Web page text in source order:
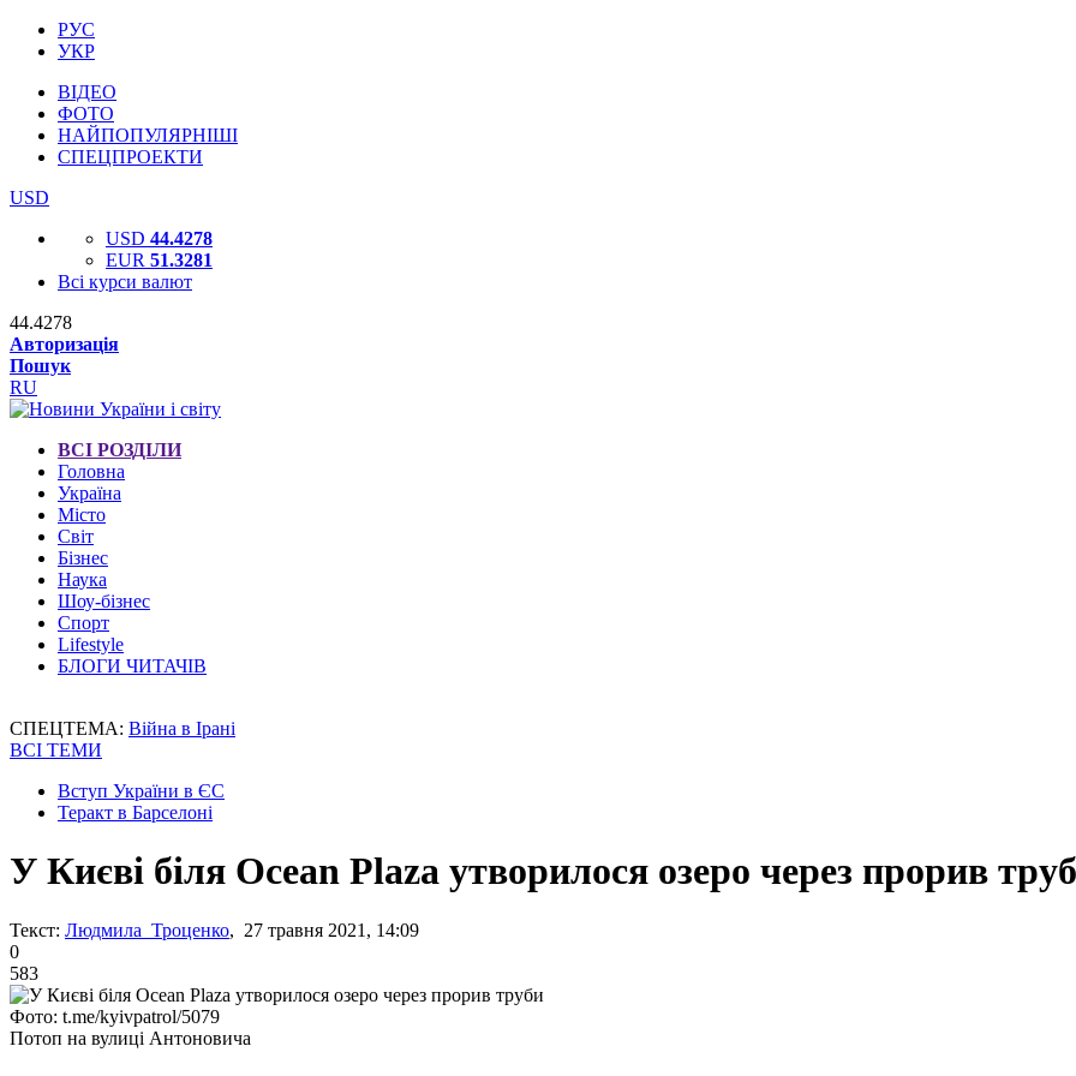
РУС
УКР
ВІДЕО
ФОТО
НАЙПОПУЛЯРНІШІ
СПЕЦПРОЕКТИ
USD
USD 44.4278
EUR 51.3281
Всі курси валют
44.4278
Авторизація
Пошук
RU
ВСІ РОЗДІЛИ
Головна
Україна
Місто
Світ
Бізнес
Наука
Шоу-бізнес
Спорт
Lifestyle
БЛОГИ ЧИТАЧІВ
СПЕЦТЕМА: Війна в Ірані
ВСІ ТЕМИ
Вступ України в ЄС
Теракт в Барселоні
У Києві біля Ocean Plaza утворилося озеро через прорив
Текст: Людмила Троценко, 27 травня 2021, 14:09
0
583
Фото: t.me/kyivpatrol/5079
Потоп на вулиці Антоновича